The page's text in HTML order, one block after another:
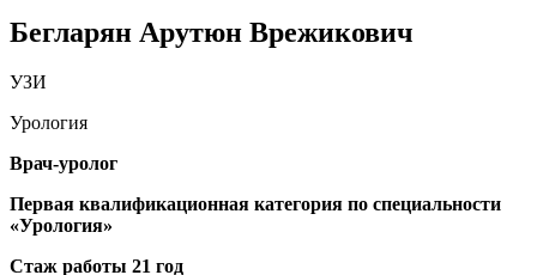
Бегларян Арутюн Врежикович
УЗИ
Урология
Врач-уролог
Первая квалификационная категория по специальности
«Урология»
Стаж работы 21 год